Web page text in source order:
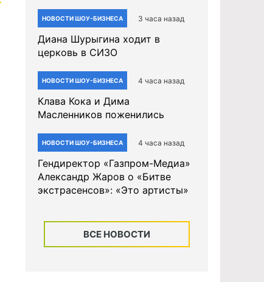
НОВОСТИ ШОУ-БИЗНЕСА 3 часа назад
Диана Шурыгина ходит в
церковь в СИЗО
НОВОСТИ ШОУ-БИЗНЕСА 4 часа назад
Клава Кока и Дима
Масленников поженились
НОВОСТИ ШОУ-БИЗНЕСА 4 часа назад
Гендиректор «Газпром-Медиа»
Александр Жаров о «Битве
экстрасенсов»: «Это артисты»
ВСЕ НОВОСТИ